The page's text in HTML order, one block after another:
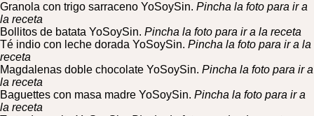
Granola con trigo sarraceno YoSoySin. Pincha la foto para ir a
la receta
Bollitos de batata YoSoySin. Pincha la foto para ir a la receta
Té indio con leche dorada YoSoySin. Pincha la foto para ir a la
receta
Magdalenas doble chocolate YoSoySin. Pincha la foto para ir a
la receta
Baguettes con masa madre YoSoySin. Pincha la foto para ir a
la receta